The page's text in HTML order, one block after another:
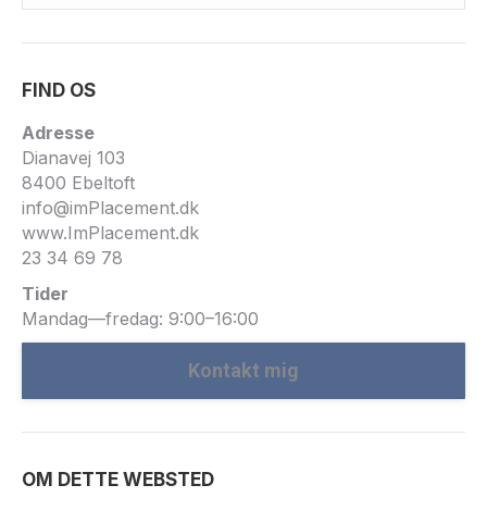
FIND OS
Adresse
Dianavej 103
8400 Ebeltoft
info@imPlacement.dk
www.ImPlacement.dk
23 34 69 78
Tider
Mandag—fredag: 9:00–16:00
Kontakt mig
OM DETTE WEBSTED